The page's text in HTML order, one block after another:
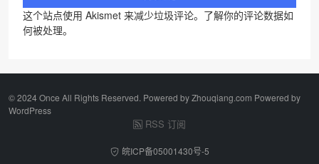
这个站点使用 Akismet 来减少垃圾评论。 了解你的评论数据如
何被处理。
©️ 2024 Once All Rights Reserved. Powered by Zhouqiang.com Powered by
WordPress
RSS 订阅
皖ICP备05001430号-5